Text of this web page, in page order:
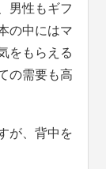
男性もギフ
の中にはマ
をもらえる
の需要も高
が、背中を